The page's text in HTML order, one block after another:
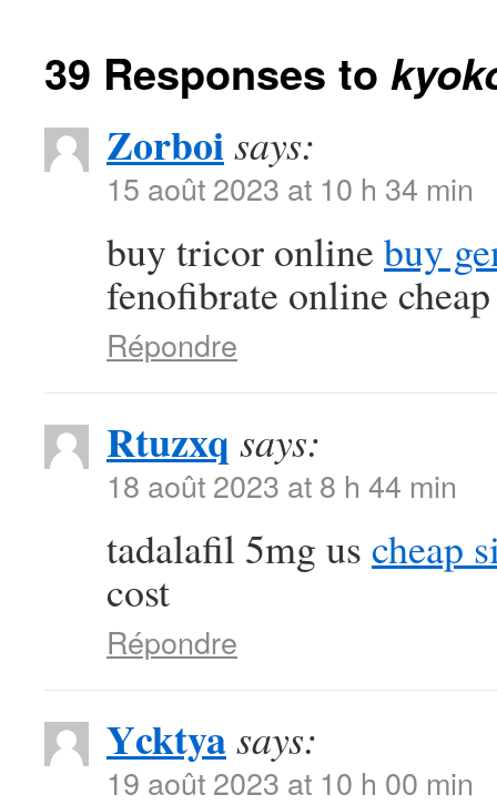
39 Responses to
Zorboisays:
15 août 2023 at 10 h 34 min
buy tricor online buy
fenofibrate online cheap
Répondre
Rtuzxq says:
18 août 2023 at 8 h 44 min
tadalafil 5mg us cheap
cost
Répondre
Ycktyasays:
19 août 2023 at 10 h 00 min